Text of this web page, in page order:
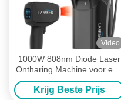
Video
1000W 808nm Diode Laser
Ontharing Machine voor een
goedkope prijs
Krijg Beste Prijs